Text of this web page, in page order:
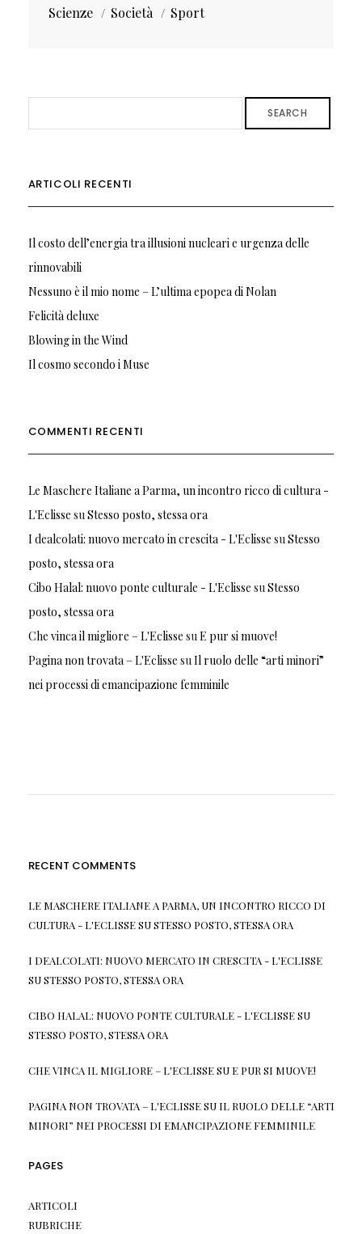
Scienze
Società Sport
SEARCH
ARTICOLI RECENTI
Il costo dell’energia tra illusioni nucleari e urgenza delle
rinnovabili
Nessuno è il mio nome – L’ultima epopea di Nolan
Felicità deluxe
Blowing in the Wind
Il cosmo secondo i Muse
COMMENTI RECENTI
Le Maschere Italiane a Parma, un incontro ricco di cultura -
L'Eclisse su Stesso posto, stessa ora
I dealcolati: nuovo mercato in crescita - L'Eclisse su Stesso
posto, stessa ora
Cibo Halal: nuovo ponte culturale - L'Eclisse su Stesso
posto, stessa ora
Che vinca il migliore – L'Eclisse su E pur si muove!
Pagina non trovata – L'Eclisse su Il ruolo delle “arti minori”
nei processi di emancipazione femminile
RECENT COMMENTS
LE MASCHERE ITALIANE A PARMA, UN INCONTRO RICCO DI
CULTURA - L'ECLISSESUSTESSO POSTO, STESSA ORA
I DEALCOLATI: NUOVO MERCATO IN CRESCITA - L'ECLISSE
SUSTESSO POSTO, STESSA ORA
CIBO HALAL: NUOVO PONTE CULTURALE - L'ECLISSESU
STESSO POSTO, STESSA ORA
CHE VINCA IL MIGLIORE – L'ECLISSESU E PUR SI MUOVE!
PAGINA NON TROVATA – L'ECLISSESU IL RUOLO DELLE “ARTI
MINORI” NEI PROCESSI DI EMANCIPAZIONE FEMMINILE
PAGES
ARTICOLI
RUBRICHE